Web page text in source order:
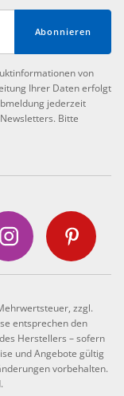
Abonnieren
von
Ihrer Daten erfolgt
jederzeit
Bitte
zzgl.
entsprechen den
Herstellers – sofern
und Angebote gültig
vorbehalten.